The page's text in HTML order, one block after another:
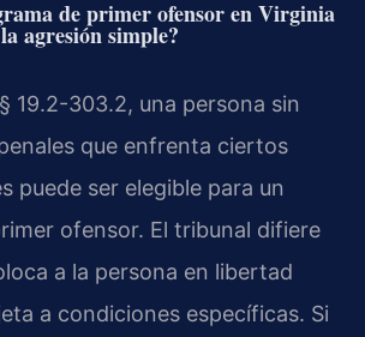
de primer ofensor en Virginia
agresión simple?
19.2-303.2, una persona sin
que enfrenta ciertos
puede ser elegible para un
ofensor. El tribunal difiere
a la persona en libertad
a condiciones específicas. Si